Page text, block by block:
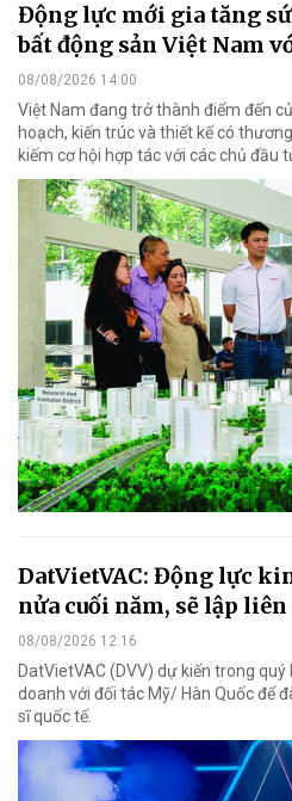
Động lực mới gia tăng
bất động sản Việt Nam
08/08/2026 14:00
Việt Nam đang trở thành điểm đến
hoạch, kiến trúc và thiết kế có
kiếm cơ hội hợp tác với các chủ đầu
DatVietVAC: Động lực
nửa cuối năm, sẽ lập
08/08/2026 12:16
DatVietVAC (DVV) dự kiến trong
doanh với đối tác Mỹ/ Hàn Quốc để
sĩ quốc tế.